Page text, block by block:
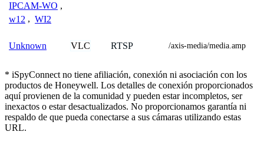
IPCAM-WO ,
w12 , WI2
Unknown VLC RTSP /axis-media/media.amp
* iSpyConnect no tiene afiliación, conexión ni asociación con los
productos de Honeywell. Los detalles de conexión proporcionados
aquí provienen de la comunidad y pueden estar incompletos, ser
inexactos o estar desactualizados. No proporcionamos garantía ni
respaldo de que pueda conectarse a sus cámaras utilizando estas
URL.